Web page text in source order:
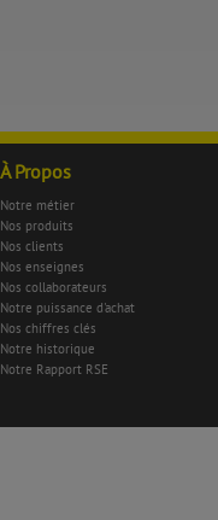
À Propos
Notre métier
Nos produits
Nos clients
Nos enseignes
Nos collaborateurs
Notre puissance d'achat
Nos chiffres clés
Notre historique
Notre Rapport RSE